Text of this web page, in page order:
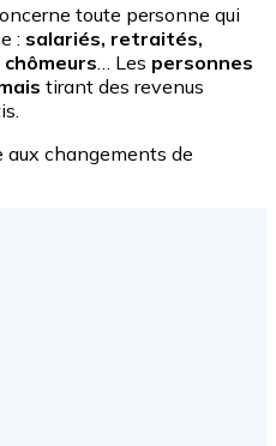
toute personne qui
: salariés, retraités,
chômeurs … Les personnes
tirant des revenus
aux changements de